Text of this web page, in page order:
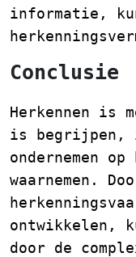
informatie,
Conclusie
Herkennen is
is begrijpen,
ondernemen
waarnemen.
ontwikkelen,
door de